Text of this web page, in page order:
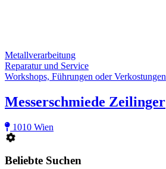
Metallverarbeitung
Reparatur und Service
Workshops, Führungen oder Verkostungen
Messerschmiede Zeilinger
1010 Wien
Beliebte Suchen